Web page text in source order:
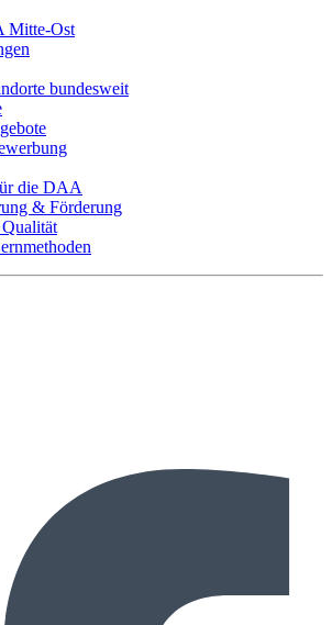
Mitte-Ost
bundesweit
die DAA
& Förderung